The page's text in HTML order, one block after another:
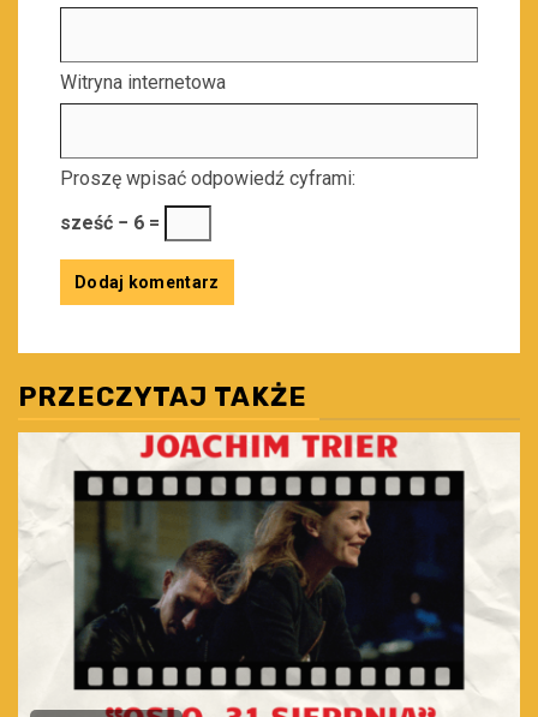
Witryna internetowa
Proszę wpisać odpowiedź cyframi:
sześć − 6 =
PRZECZYTAJ TAKŻE